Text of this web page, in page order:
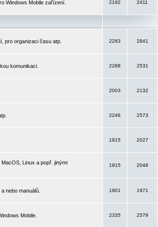
Windows Mobile zařízení.
2192 2411
pro organizaci času atp.
2283 2841
komunikaci.
2288 2531
2003 2132
2246 2573
1915 2027
Linux a popř. jinými
1915 2048
nebo manuálů.
1901 1971
Mobile.
2335 2579